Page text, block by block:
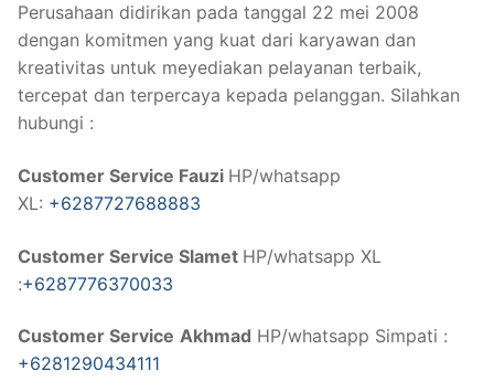
Perusahaan didirikan pada tanggal 22 mei 2008
dengan komitmen yang kuat dari karyawan dan
kreativitas untuk meyediakan pelayanan terbaik,
tercepat dan terpercaya kepada pelanggan. Silahkan
hubungi :
Customer Service Fauzi HP/whatsapp
XL: +6287727688883
Customer Service Slamet HP/whatsapp XL
:+6287776370033
Customer Service Akhmad HP/whatsapp Simpati :
+6281290434111